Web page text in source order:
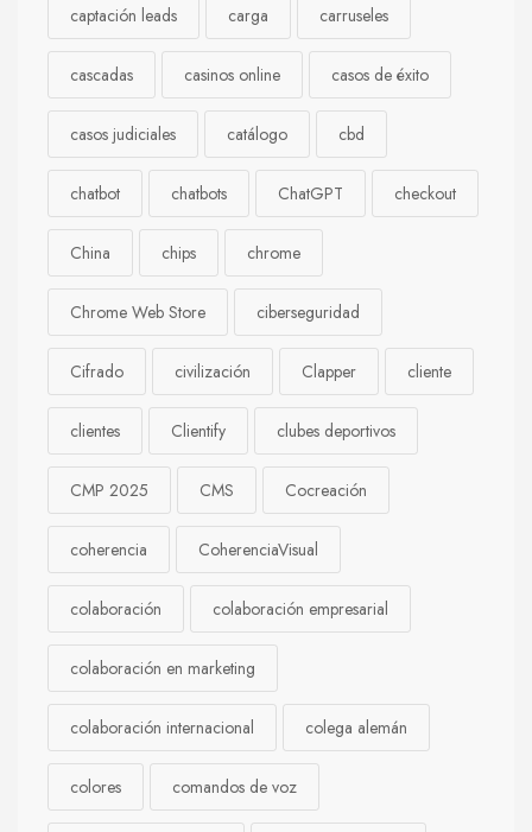
captación leads carga carruseles
cascadas casinos online casos de éxito
casos judiciales catálogo cbd
chatbot chatbots ChatGPT checkout
China chips chrome
Chrome Web Store ciberseguridad
Cifrado civilización Clapper cliente
clientes Clientify clubes deportivos
CMP 2025 CMS Cocreación
coherencia CoherenciaVisual
colaboración colaboración empresarial
colaboración en marketing
colaboración internacional colega alemán
colores comandos de voz